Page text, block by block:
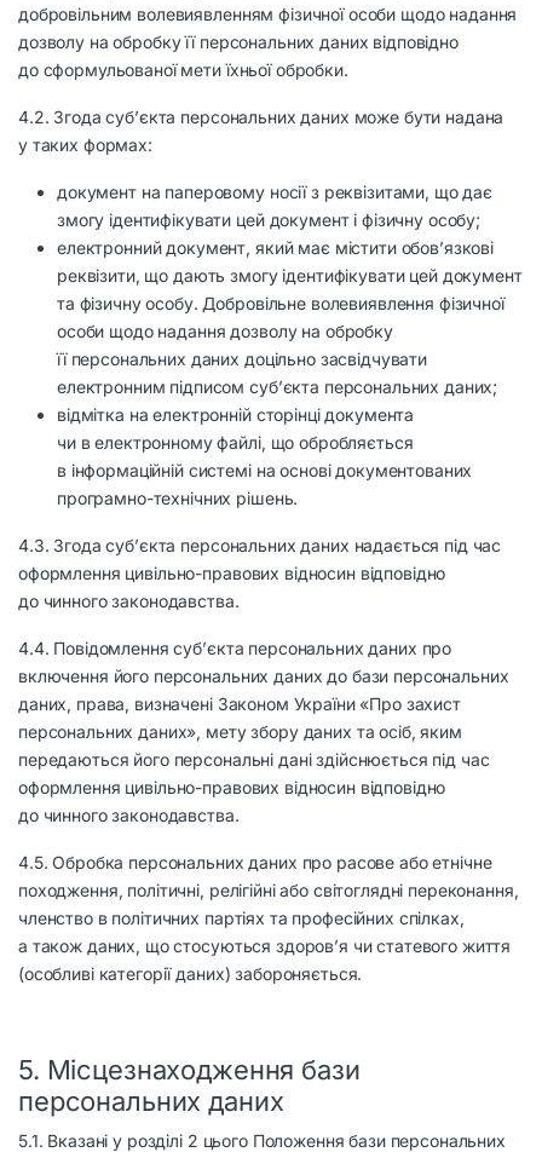
добровільним волевиявленням фізичної особи щодо надання
дозволу на обробку її персональних даних відповідно
до сформульованої мети їхньої обробки.
4.2. Згода суб’єкта персональних даних може бути надана
у таких формах:
документ на паперовому носії з реквізитами, що дає
змогу ідентифікувати цей документ і фізичну особу;
електронний документ, який має містити обов’язкові
реквізити, що дають змогу ідентифікувати цей документ
та фізичну особу. Добровільне волевиявлення фізичної
особи щодо надання дозволу на обробку
її персональних даних доцільно засвідчувати
електронним підписом суб’єкта персональних даних;
відмітка на електронній сторінці документа
чи в електронному файлі, що обробляється
в інформаційній системі на основі документованих
програмно-технічних рішень.
4.3. Згода суб’єкта персональних даних надається під час
оформлення цивільно-правових відносин відповідно
до чинного законодавства.
4.4. Повідомлення суб’єкта персональних даних про
включення його персональних даних до бази персональних
даних, права, визначені Законом України «Про захист
персональних даних», мету збору даних та осіб, яким
передаються його персональні дані здійснюється під час
оформлення цивільно-правових відносин відповідно
до чинного законодавства.
4.5. Обробка персональних даних про расове або етнічне
походження, політичні, релігійні або світоглядні переконання,
членство в політичних партіях та професійних спілках,
а також даних, що стосуються здоров’я чи статевого життя
(особливі категорії даних) забороняється.
5. Місцезнаходження бази
персональних даних
5.1. Вказані у розділі 2 цього Положення бази персональних